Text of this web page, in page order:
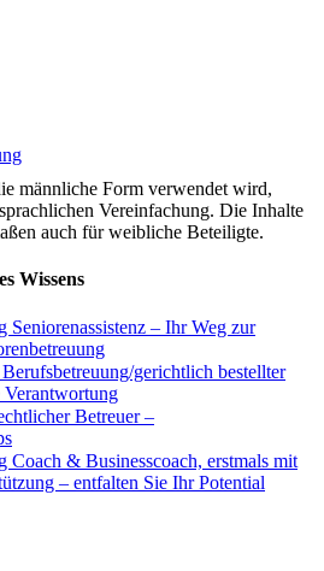
männliche Form verwendet wird,
Vereinfachung. Die Inhalte
auch für weibliche Beteiligte.
Wissens
– Ihr Weg zur
gerichtlich bestellter
Verantwortung
Betreuer –
& Businesscoach, erstmals mit
– entfalten Sie Ihr Potential